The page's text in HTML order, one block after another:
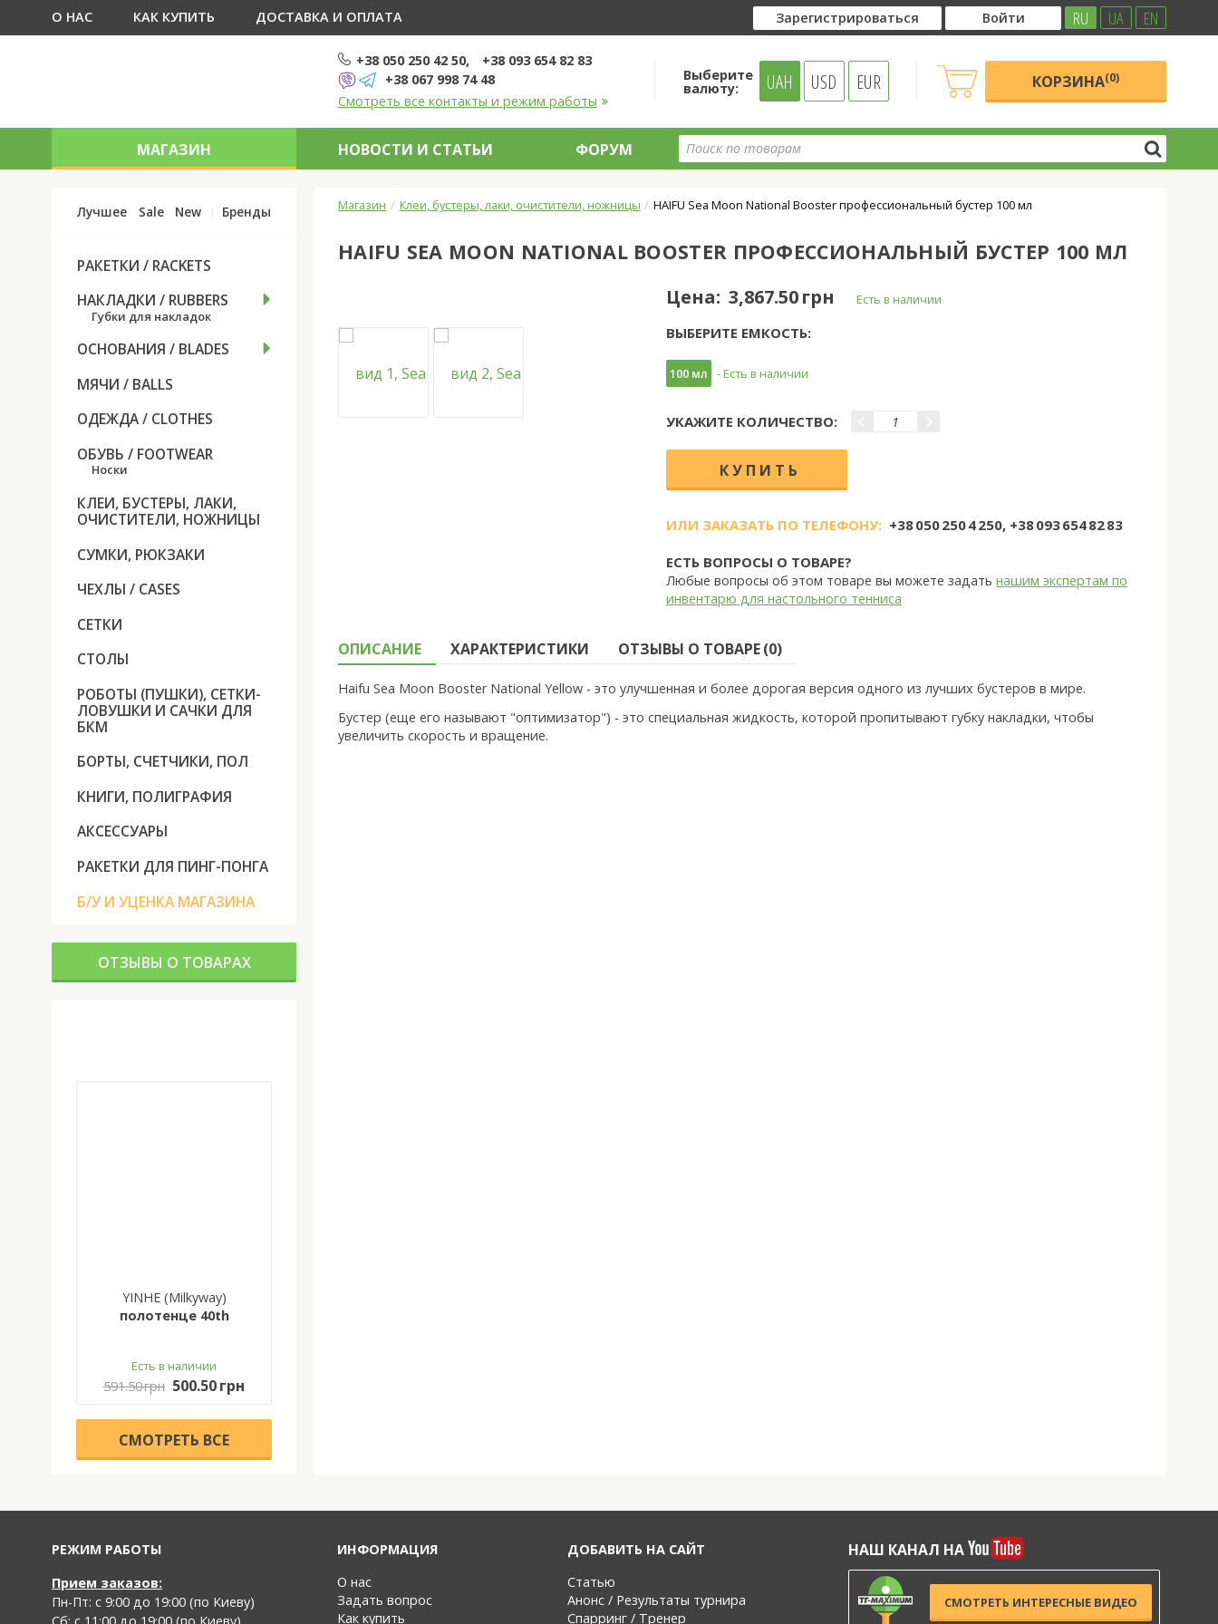
О НАС КАК КУПИТЬ ДОСТАВКА И ОПЛАТА Зарегистрироваться Войти RU UA EN
+38 050 250 42 50
+38 093 654 82 83
+38 067 998 74 48
Смотреть все контакты и режим работы
Выберите
валюту: UAH USD EUR КОРЗИНА(0)
МАГАЗИН НОВОСТИ И СТАТЬИ ФОРУМ
Лучшее Sale New Бренды
РАКЕТКИ / RACKETS
НАКЛАДКИ / RUBBERS
Губки для накладок
ОСНОВАНИЯ / BLADES
МЯЧИ / BALLS
ОДЕЖДА / CLOTHES
ОБУВЬ / FOOTWEAR
Носки
КЛЕИ, БУСТЕРЫ, ЛАКИ,
ОЧИСТИТЕЛИ, НОЖНИЦЫ
СУМКИ, РЮКЗАКИ
ЧЕХЛЫ / CASES
СЕТКИ
СТОЛЫ
РОБОТЫ (ПУШКИ), СЕТКИ-
ЛОВУШКИ И САЧКИ ДЛЯ
БКМ
БОРТЫ, СЧЕТЧИКИ, ПОЛ
КНИГИ, ПОЛИГРАФИЯ
АКСЕССУАРЫ
РАКЕТКИ ДЛЯ ПИНГ-ПОНГА
Б/У И УЦЕНКА МАГАЗИНА
ОТЗЫВЫ О ТОВАРАХ
YINHE (Milkyway)
полотенце 40th
Есть в наличии
591.50 грн 500.50 грн
CМОТРЕТЬ ВСЕ
Магазин Клеи, бустеры, лаки, очистители, ножницы HAIFU Sea Moon National Booster профессиональный бустер 100 мл
HAIFU SEA MOON NATIONAL BOOSTER ПРОФЕССИОНАЛЬНЫЙ БУСТЕР 100 МЛ
Цена: 3,867.50 грн Есть в наличии
ВЫБЕРИТЕ ЕМКОСТЬ:
100 мл - Есть в наличии
УКАЖИТЕ КОЛИЧЕСТВО:
ИЛИ ЗАКАЗАТЬ ПО ТЕЛЕФОНУ: +38 050 250 4 250, +38 093 654 82 83
ЕСТЬ ВОПРОСЫ О ТОВАРЕ?
Любые вопросы об этом товаре вы можете задать нашим экспертам по
инвентарю для настольного тенниса
ОПИСАНИЕ ХАРАКТЕРИСТИКИ ОТЗЫВЫ О ТОВАРЕ (0)
Haifu Sea Moon Booster National Yellow - это улучшенная и более дорогая версия одного из лучших бустеров в мире.
Бустер (еще его называют "оптимизатор") - это специальная жидкость, которой пропитывают губку накладки, чтобы
увеличить скорость и вращение.
РЕЖИМ РАБОТЫ
Прием заказов:
Пн-Пт: с 9:00 до 19:00 (по Киеву)
ИНФОРМАЦИЯ
О нас
Задать вопрос
Как купить
ДОБАВИТЬ НА САЙТ
Статью
Анонс / Результаты турнира
Спарринг / Тренер
НАШ КАНАЛ НА
СМОТРЕТЬ ИНТЕРЕСНЫЕ ВИДЕО